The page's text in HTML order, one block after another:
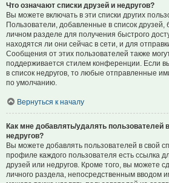
Что означают списки друзей и недругов?
Вы можете включать в эти списки других
Пользователи, добавленные в список друзей,
личном разделе для получения быстрого
находятся ли они сейчас в сети, и для
Сообщения от этих пользователей также
поддерживается стилем конференции. Если
в список недругов, то любые отправленные
по умолчанию.
Вернуться к началу
Как мне добавлять/удалять пользователей
недругов?
Вы можете добавлять пользователей в свой
профиле каждого пользователя есть ссылка
друзей или недругов. Кроме того, вы можете
личного раздела, непосредственным вводом